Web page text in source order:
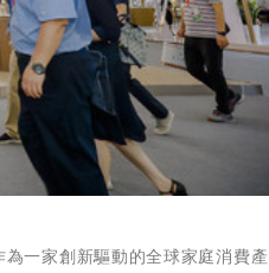
一家創新驅動的全球家庭消費產